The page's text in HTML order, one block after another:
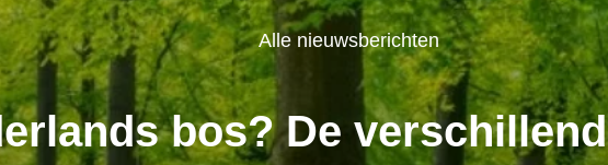
Alle nieuwsberichten
bos? De